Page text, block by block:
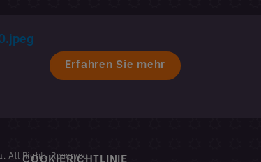
Erfahren Sie mehr
COOKIERICHTLINIE
All Rights Reserved